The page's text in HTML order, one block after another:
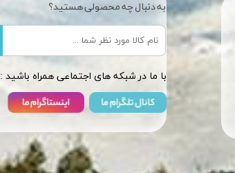
به دنبال چه محصولی هستید؟
​​با ما در شبکه های اجتماعی همراه باشید :